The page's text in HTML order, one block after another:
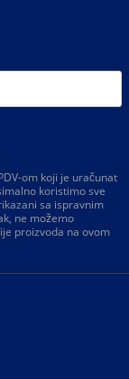
om koji je uračunat
koristimo sve
sa ispravnim
ne možemo
proizvoda na ovom